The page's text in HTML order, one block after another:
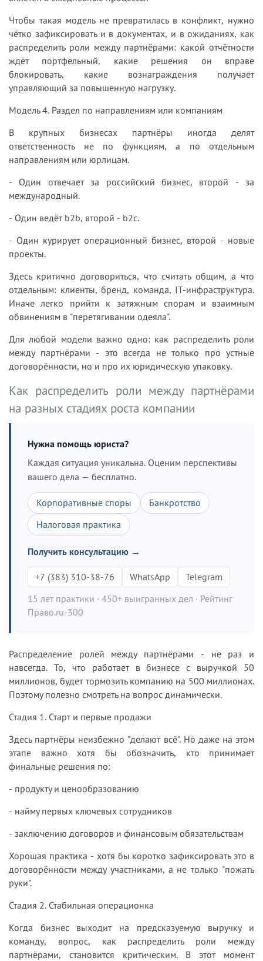
Чтобы такая модель не превратилась в конфликт, нужно
чётко зафиксировать и в документах, и в ожиданиях, как
распределить роли между партнёрами: какой отчётности
ждёт портфельный, какие решения он вправе
блокировать, какие вознаграждения получает
управляющий за повышенную нагрузку.
Модель 4. Раздел по направлениям или компаниям
В крупных бизнесах партнёры иногда делят
ответственность не по функциям, а по отдельным
направлениям или юрлицам.
- Один отвечает за российский бизнес, второй - за
международный.
- Один ведёт b2b, второй - b2c.
- Один курирует операционный бизнес, второй - новые
проекты.
Здесь критично договориться, что считать общим, а что
отдельным: клиенты, бренд, команда, IT-инфраструктура.
Иначе легко прийти к затяжным спорам и взаимным
обвинениям в "перетягивании одеяла".
Для любой модели важно одно: как распределить роли
между партнёрами - это всегда не только про устные
договорённости, но и про их юридическую упаковку.
Как распределить роли между партнёрами
на разных стадиях роста компании
Нужна помощь юриста?
Каждая ситуация уникальна. Оценим перспективы
вашего дела — бесплатно.
Корпоративные споры
Банкротство
Налоговая практика
Получить консультацию →
+7 (383) 310-38-76 WhatsApp
Telegram
15 лет практики · 450+ выигранных дел · Рейтинг
Право.ru-300
Распределение ролей между партнёрами - не раз и
навсегда. То, что работает в бизнесе с выручкой 50
миллионов, будет тормозить компанию на 500 миллионах.
Поэтому полезно смотреть на вопрос динамически.
Стадия 1. Старт и первые продажи
Здесь партнёры неизбежно "делают всё". Но даже на этом
этапе важно хотя бы обозначить, кто принимает
финальные решения по:
- продукту и ценообразованию
- найму первых ключевых сотрудников
- заключению договоров и финансовым обязательствам
Хорошая практика - хотя бы коротко зафиксировать это в
договорённости между участниками, а не только "пожать
руки".
Стадия 2. Стабильная операционка
Когда бизнес выходит на предсказуемую выручку и
команду, вопрос, как распределить роли между
партнёрами, становится критическим. В этот момент